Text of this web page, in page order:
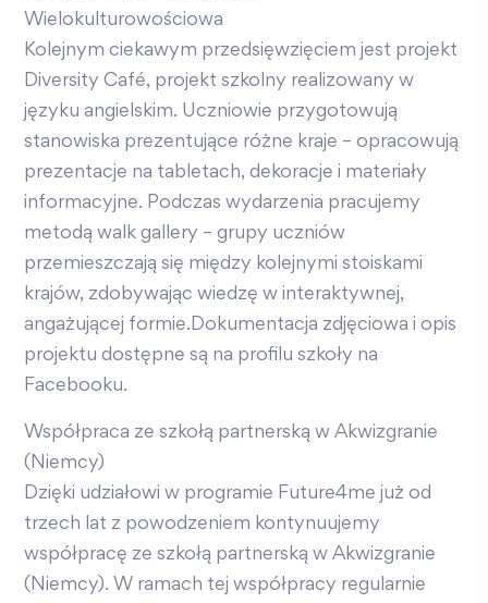
Wielokulturowościowa
Kolejnym ciekawym przedsięwzięciem jest projekt
Diversity Café, projekt szkolny realizowany w
języku angielskim. Uczniowie przygotowują
stanowiska prezentujące różne kraje – opracowują
prezentacje na tabletach, dekoracje i materiały
informacyjne. Podczas wydarzenia pracujemy
metodą walk gallery – grupy uczniów
przemieszczają się między kolejnymi stoiskami
krajów, zdobywając wiedzę w interaktywnej,
angażującej formie.Dokumentacja zdjęciowa i opis
projektu dostępne są na profilu szkoły na
Facebooku.
Współpraca ze szkołą partnerską w Akwizgranie
(Niemcy)
Dzięki udziałowi w programie Future4me już od
trzech lat z powodzeniem kontynuujemy
współpracę ze szkołą partnerską w Akwizgranie
(Niemcy). W ramach tej współpracy regularnie